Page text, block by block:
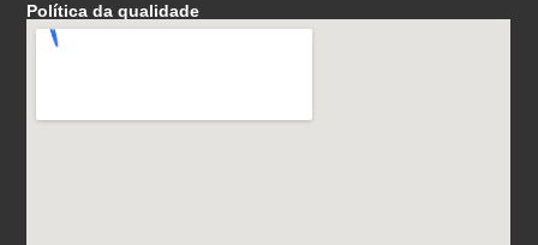
Política da qualidade